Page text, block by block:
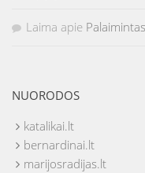
Laima apie
NUORODOS
katalikai.lt
bernardinai.lt
marijosradijas.lt